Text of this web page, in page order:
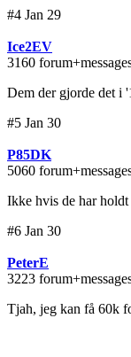
#4 Jan 29
Ice2EV
3160
Dem der gjorde det i
#5 Jan 30
P85DK
5060
Ikke hvis de har holdt
#6 Jan 30
PeterE
3223
Tjah, jeg kan få 60k